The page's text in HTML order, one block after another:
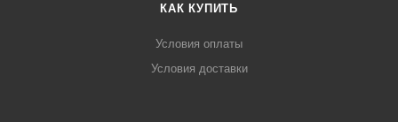
КАК КУПИТЬ
Условия оплаты
Условия доставки